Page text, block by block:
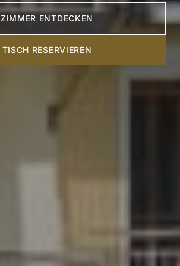
ZIMMER ENTDECKEN
TISCH RESERVIEREN